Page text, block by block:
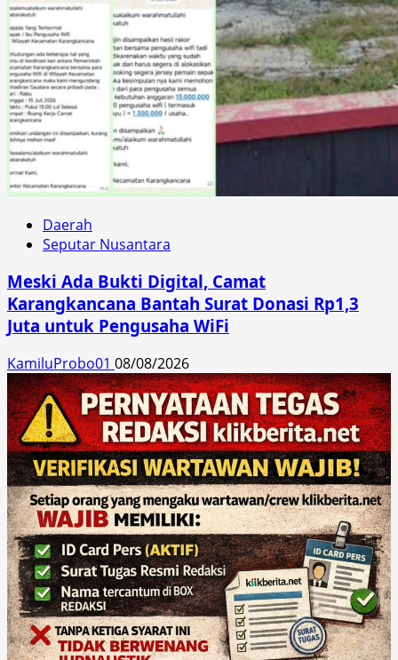
Daerah
Seputar Nusantara
Meski Ada Bukti Digital, Camat
Karangkancana Bantah Surat Donasi Rp1,3
Juta untuk Pengusaha WiFi
KamiluProbo01 08/08/2026